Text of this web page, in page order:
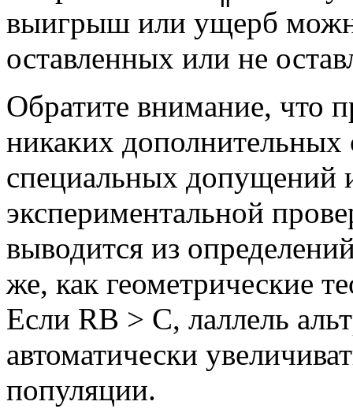
выигрыш или ущерб
оставленных или не
Обратите внимание, что
никаких дополнительных
специальных допущений
экспериментальной
выводится из
же, как геометрические
Если RB > C, лаллель
автоматически
популяции.